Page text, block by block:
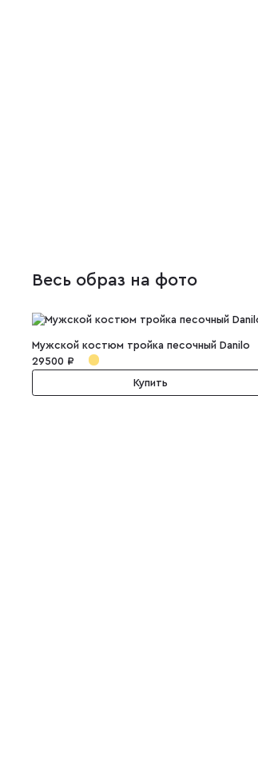
Весь образ на фото
Мужской костюм тройка песочный Danilo
29500 ₽
Купить